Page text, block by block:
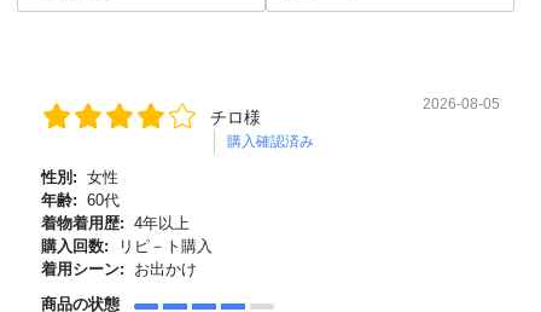
チロ様
購入確認済み
2026-08-05
性別: 女性
年齢: 60代
着物着用歴: 4年以上
購入回数:
リピ－ト購入
着用シーン:
お出かけ
商品の状態